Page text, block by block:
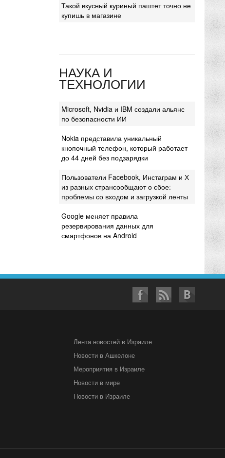
Такой вкусный куриный паштет точно не
купишь в магазине
НАУКА И
ТЕХНОЛОГИИ
Microsoft, Nvidia и IBM создали альянс
по безопасности ИИ
Nokia представила уникальный
кнопочный телефон, который работает
до 44 дней без подзарядки
Пользователи Facebook, Инстаграм и Х
из разных странсообщают о сбое:
проблемы со входом и загрузкой ленты
Google меняет правила
резервирования данных для
смартфонов на Android
Лента новостей в Израиле
Новости в Ашкелоне
Мероприятия в Израиле
Новости в мире
Новости в Израиле